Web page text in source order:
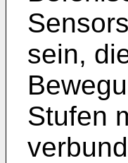
sein,
Stufen